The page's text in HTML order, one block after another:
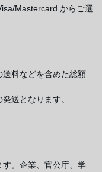
Mastercard からご選
料などを含めた総額
送となります。
。企業、官公庁、学